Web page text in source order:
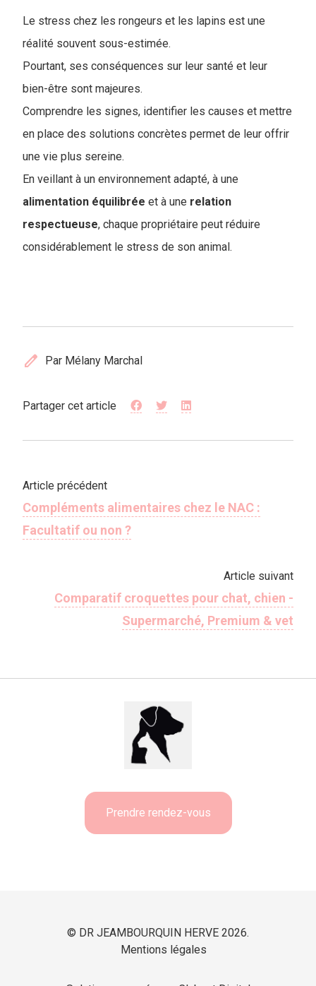
Le stress chez les rongeurs et les lapins est une
réalité souvent sous-estimée.
Pourtant, ses conséquences sur leur santé et leur
bien-être sont majeures.
Comprendre les signes, identifier les causes et mettre
en place des solutions concrètes permet de leur offrir
une vie plus sereine.
En veillant à un environnement adapté, à une
alimentation équilibrée et à une relation
respectueuse, chaque propriétaire peut réduire
considérablement le stress de son animal.
edit Par Mélany Marchal
Partager cet article
Article précédent
Compléments alimentaires chez le NAC :
Facultatif ou non ?
Article suivant
Comparatif croquettes pour chat, chien -
Supermarché, Premium & vet
Prendre rendez-vous
© DR JEAMBOURQUIN HERVE 2026.
Mentions légales